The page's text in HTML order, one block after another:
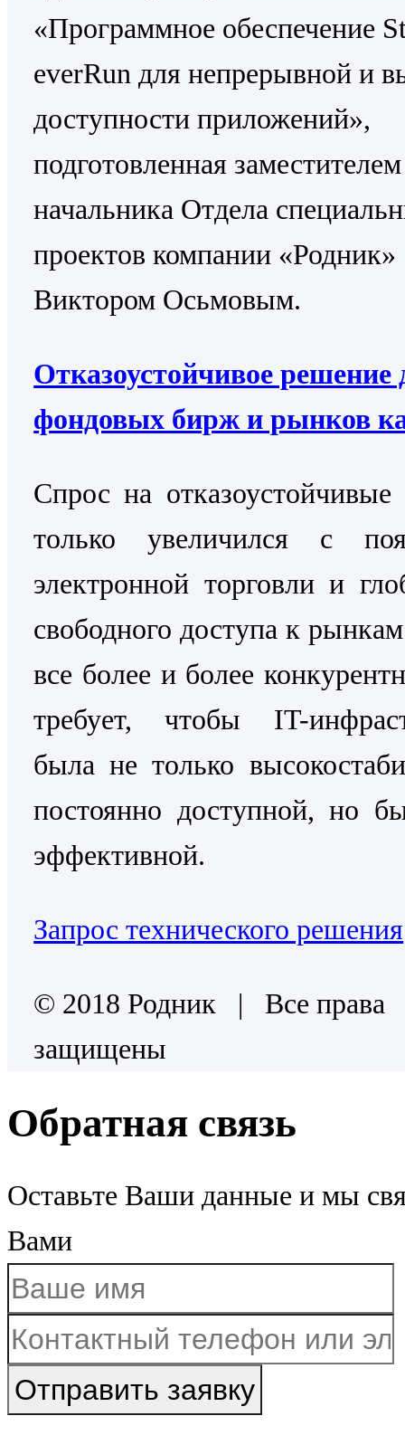
«Программное обеспечение
everRun для непрерывной и
доступности приложений»,
подготовленная заместителем
начальника Отдела
проектов компании «Родник»
Виктором Осьмовым.
Отказоустойчивое решение
фондовых бирж и рынков
Cпрос на
только увеличился с
электронной торговли и
свободного доступа к
все более и более
требует, чтобы IT-
была не только
постоянно доступной, но
эффективной.
Запрос технического решения
© 2018 Родник | Все права
защищены
Обратная связь
Оставьте Ваши данные и мы
Вами